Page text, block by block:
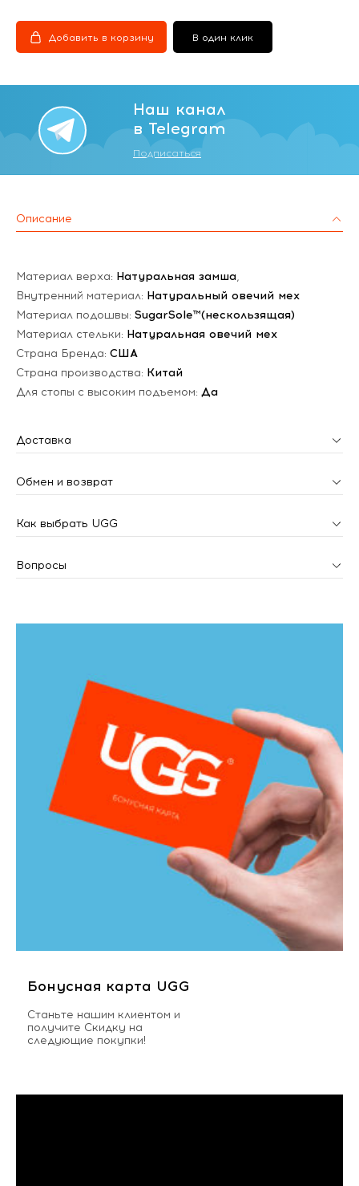
Добавить в корзину В один клик
Наш канал
в Telegram
Подписаться
Описание
Материал верха: Натуральная замша,
Внутренний материал: Натуральный овечий мех
Материал подошвы: SugarSole™(нескользящая)
Материал стельки: Натуральная овечий мех
Страна Бренда: США
Страна производства: Китай
Для стопы с высоким подъемом: Да
Доставка
Обмен и возврат
Как выбрать UGG
Вопросы
Бонусная карта UGG
Станьте нашим клиентом и
получите Скидку на
следующие покупки!